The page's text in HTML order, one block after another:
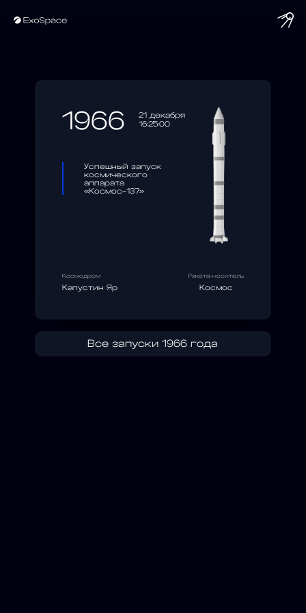
1966
21 декабря
16:25:00
Успешный запуск
космического
аппарата
«Космос-137»
Космодром
Капустин Яр
Ракета-носитель
Космос
Все запуски 1966 года